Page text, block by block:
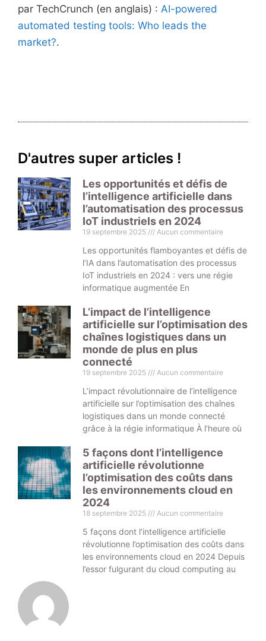
par TechCrunch (en anglais) : AI-powered
automated testing tools: Who leads the
market?.
D'autres super articles !
Les opportunités et défis de
l’intelligence artificielle dans
l’automatisation des processus
IoT industriels en 2024
19 septembre 2025 Aucun commentaire
Les opportunités flamboyantes et défis de
l’IA dans l’automatisation des processus
IoT industriels en 2024 : vers une régie
informatique augmentée En
L’impact de l’intelligence
artificielle sur l’optimisation des
chaînes logistiques dans un
monde de plus en plus
connecté
19 septembre 2025 Aucun commentaire
L’impact révolutionnaire de l’intelligence
artificielle sur l’optimisation des chaînes
logistiques dans un monde connecté
grâce à la régie informatique À l’heure où
5 façons dont l’intelligence
artificielle révolutionne
l’optimisation des coûts dans
les environnements cloud en
2024
18 septembre 2025 Aucun commentaire
5 façons dont l’intelligence artificielle
révolutionne l’optimisation des coûts dans
les environnements cloud en 2024 Depuis
l’essor fulgurant du cloud computing au